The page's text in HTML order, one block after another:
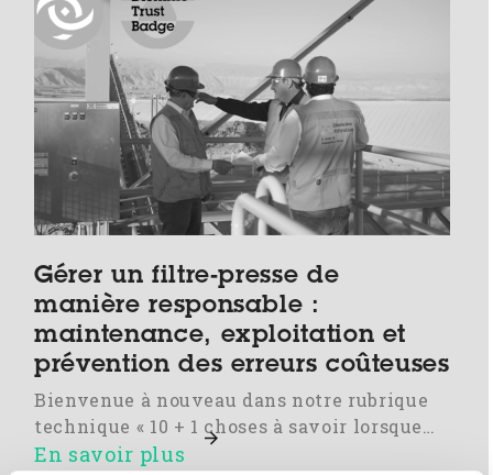
Gérer un filtre-presse de
manière responsable :
maintenance, exploitation et
prévention des erreurs coûteuses
Bienvenue à nouveau dans notre rubrique
technique « 10 + 1 choses à savoir lorsque…
En savoir plus